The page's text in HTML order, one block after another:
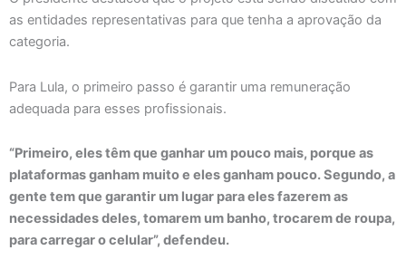
as entidades representativas para que tenha a aprovação da
categoria.
Para Lula, o primeiro passo é garantir uma remuneração
adequada para esses profissionais.
“Primeiro, eles têm que ganhar um pouco mais, porque as
plataformas ganham muito e eles ganham pouco. Segundo, a
gente tem que garantir um lugar para eles fazerem as
necessidades deles, tomarem um banho, trocarem de roupa,
para carregar o celular”, defendeu.